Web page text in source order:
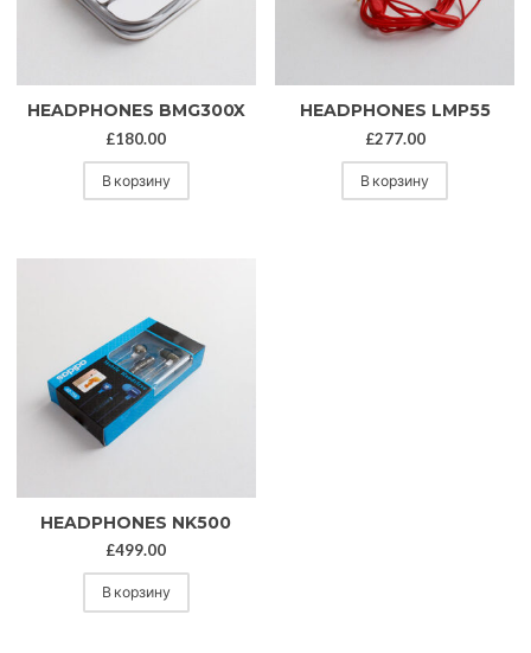
HEADPHONES BMG300X
£180.00
В корзину
HEADPHONES LMP55
£277.00
В корзину
HEADPHONES NK500
£499.00
В корзину